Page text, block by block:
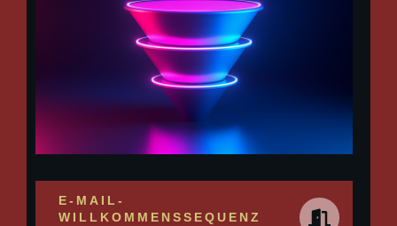
E-MAIL-
WILLKOMMENSSEQUENZ